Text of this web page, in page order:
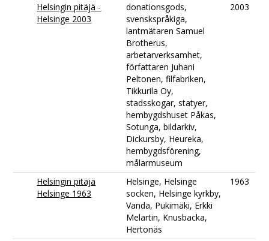
Helsingin pitäjä -
Helsinge 2003
donationsgods,
svenskspråkiga,
lantmätaren Samuel
Brotherus,
arbetarverksamhet,
författaren Juhani
Peltonen, filfabriken,
Tikkurila Oy,
stadsskogar, statyer,
hembygdshuset Påkas,
Sotunga, bildarkiv,
Dickursby, Heureka,
hembygdsförening,
målarmuseum
2003
Helsingin pitäjä
Helsinge 1963
Helsinge, Helsinge
socken, Helsinge kyrkby,
Vanda, Pukimäki, Erkki
Melartin, Knusbacka,
Hertonäs
1963